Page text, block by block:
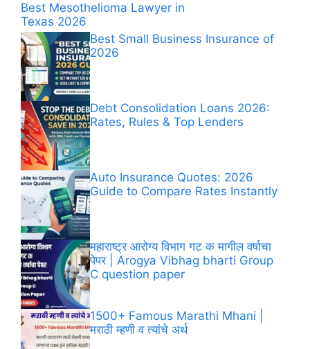
Best Mesothelioma Lawyer in
Texas 2026
Best Small Business Insurance of
2026
Debt Consolidation Loans 2026:
Rates, Rules & Top Lenders
Auto Insurance Quotes: 2026
Guide to Compare Rates Instantly
महाराष्ट्र आरोग्य विभाग गट क मागील वर्षाचा
पेपर | Arogya Vibhag bharti Group
C question paper
1500+ Famous Marathi Mhani​ |
मराठी म्हणी व त्यांचे अर्थ